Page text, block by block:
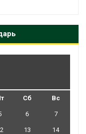
Сб Вс
6 7
13 14